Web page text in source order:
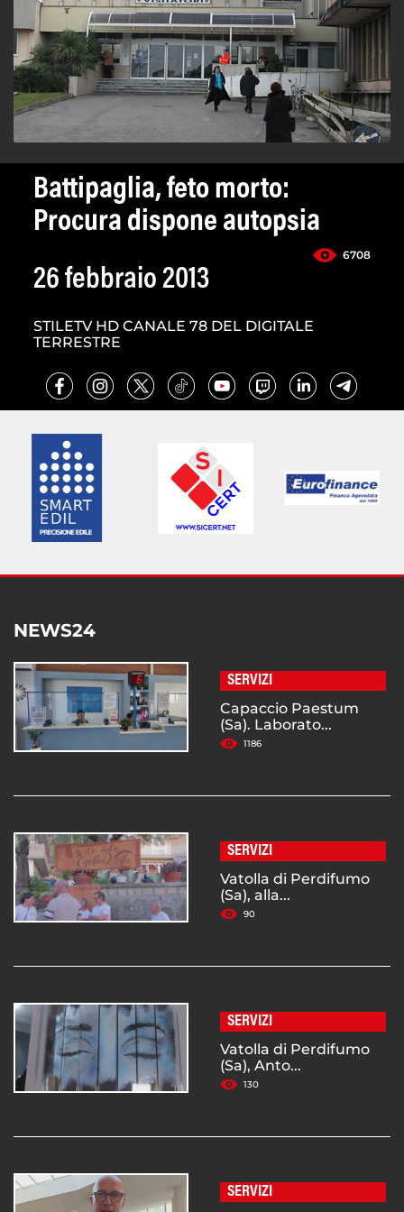
Battipaglia, feto morto:
Procura dispone autopsia
6708
26 febbraio 2013
STILETV HD CANALE 78 DEL DIGITALE
TERRESTRE
NEWS24
SERVIZI
Capaccio Paestum
(Sa). Laborato...
1186
SERVIZI
Vatolla di Perdifumo
(Sa), alla...
90
SERVIZI
Vatolla di Perdifumo
(Sa), Anto...
130
SERVIZI